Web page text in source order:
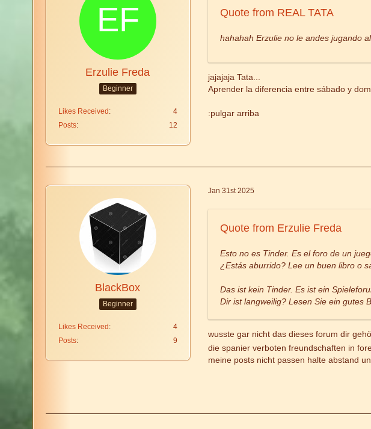
Erzulie Freda
Beginner
Likes Received
4
Posts
12
Quote from REAL TATA
hahahah Erzulie no le andes jugando
jajajaja Tata...
Aprender la diferencia entre sábado y
:pulgar arriba
BlackBox
Beginner
Likes Received
4
Posts
9
Jan 31st 2025
Quote from Erzulie Freda
Esto no es Tinder. Es el foro de un
¿Estás aburrido? Lee un buen libro o
Das ist kein Tinder. Es ist ein
Dir ist langweilig? Lesen Sie ein gutes
wusste gar nicht das dieses forum dir
die spanier verboten freundschaften in
meine posts nicht passen halte abstand